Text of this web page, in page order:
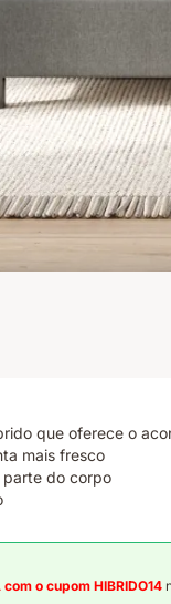
que oferece o
mais fresco
do corpo
com o cupom HIBRIDO14